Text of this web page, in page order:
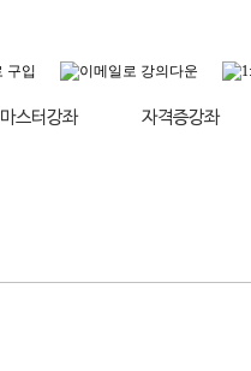
마스터강좌 자격증강좌